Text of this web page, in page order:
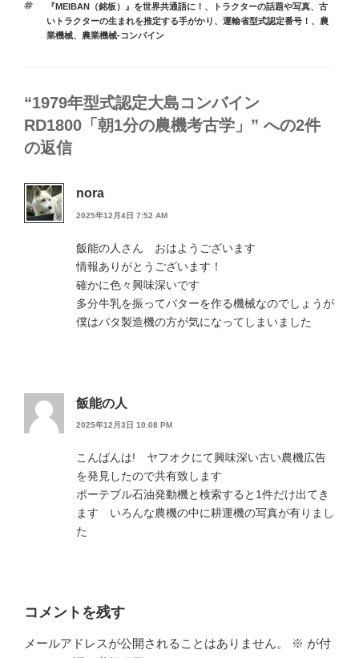
リ
ー
タ
グ
『MEIBAN（銘板）』を世界共通語に！ 、 トラクターの話題や写真、 古
いトラクターの生まれを推定する手がかり、運輸省型式認定番号！ 、
農
業機械、 農業機械-コンバイン
“1979年型式認定大島コンバイン
RD1800「朝1分の農機考古学」” への2件
の返信
nora
2025年12月4日 7:52 AM
飯能の人さん おはようございます
情報ありがとうございます！
確かに色々興味深いです
多分牛乳を振ってバターを作る機械なのでしょうが
僕はバタ製造機の方が気になってしまいました
飯能の人
2025年12月3日 10:08 PM
こんばんは! ヤフオクにて興味深い古い農機広告
を発見したので共有致します
ポーテブル石油発動機と検索すると1件だけ出てき
ます いろんな農機の中に耕運機の写真が有りまし
た
コメントを残す
メールアドレスが公開されることはありません。 ※ が付